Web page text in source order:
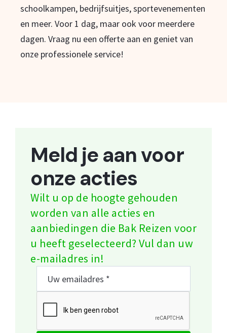
schoolkampen, bedrijfsuitjes, sportevenementen
en meer. Voor 1 dag, maar ook voor meerdere
dagen. Vraag nu een offerte aan en geniet van
onze professionele service!
Meld je aan voor
onze acties
Wilt u op de hoogte gehouden
worden van alle acties en
aanbiedingen die Bak Reizen voor
u heeft geselecteerd? Vul dan uw
e-mailadres in!